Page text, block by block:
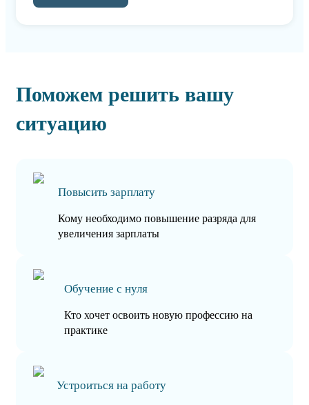
Поможем решить вашу
ситуацию
Повысить зарплату
Кому необходимо повышение разряда для
увеличения зарплаты
Обучение с нуля
Кто хочет освоить новую профессию на
практике
Устроиться на работу